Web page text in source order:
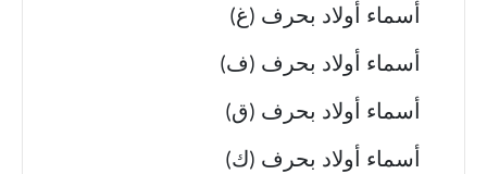
أسماء أولاد بحرف (غ)
أسماء أولاد بحرف (ف)
أسماء أولاد بحرف (ق)
أسماء أولاد بحرف (ك)